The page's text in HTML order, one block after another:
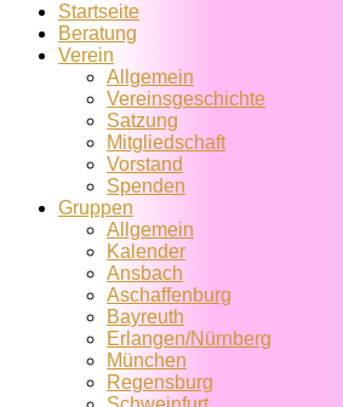
Startseite
Beratung
Verein
Allgemein
Vereins­geschichte
Satzung
Mitglied­schaft
Vorstand
Spenden
Gruppen
Allgemein
Kalender
Ansbach
Aschaffenburg
Bayreuth
Erlangen/Nürnberg
München
Regensburg